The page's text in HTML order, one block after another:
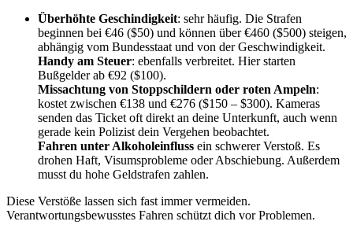
Überhöhte Geschindigkeit: sehr häufig. Die Strafen
beginnen bei €46 ($50) und können über €460 ($500) steigen,
abhängig vom Bundesstaat und von der Geschwindigkeit.
Handy am Steuer: ebenfalls verbreitet. Hier starten
Bußgelder ab €92 ($100).
Missachtung von Stoppschildern oder roten Ampeln:
kostet zwischen €138 und €276 ($150 – $300). Kameras
senden das Ticket oft direkt an deine Unterkunft, auch wenn
gerade kein Polizist dein Vergehen beobachtet.
Fahren unter Alkoholeinfluss ein schwerer Verstoß. Es
drohen Haft, Visumsprobleme oder Abschiebung. Außerdem
musst du hohe Geldstrafen zahlen.
Diese Verstöße lassen sich fast immer vermeiden.
Verantwortungsbewusstes Fahren schützt dich vor Problemen.